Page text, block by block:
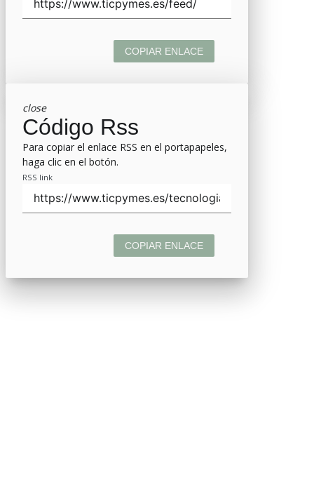
COPIAR ENLACE
close
Código Rss
Para copiar el enlace RSS en el portapapeles,
haga clic en el botón.
RSS link
COPIAR ENLACE